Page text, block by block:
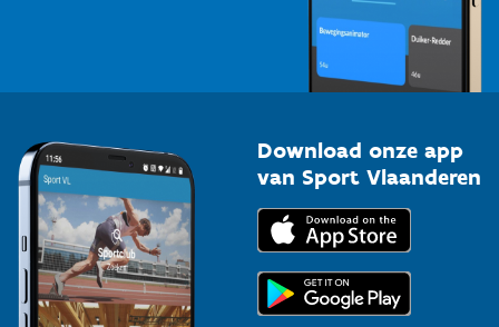
Download onze app
van Sport Vlaanderen